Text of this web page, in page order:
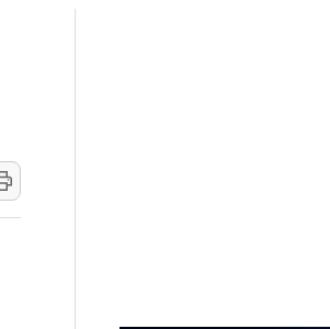
해소될 듯
타진
정청래 '격차 확대'
낮아지며 상승… STOXX 600 지수는 나흘 연